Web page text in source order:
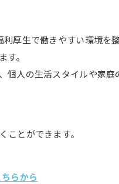
厚生で働きやすい環境を
。
個人の生活スタイルや家
とができます。
らから